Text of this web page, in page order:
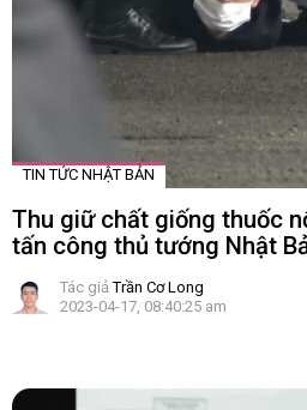
TIN TỨC NHẬT BẢN
Thu giữ chất giống thuốc
tấn công thủ tướng Nhật
Tác giả Trần Cơ Long
2023-04-17, 08:40:25 am